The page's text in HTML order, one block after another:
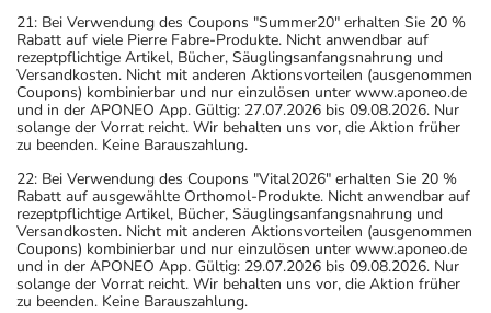
21: Bei Verwendung des Coupons "Summer20" erhalten Sie 20 %
Rabatt auf viele Pierre Fabre-Produkte. Nicht anwendbar auf
rezeptpflichtige Artikel, Bücher, Säuglingsanfangsnahrung und
Versandkosten. Nicht mit anderen Aktionsvorteilen (ausgenommen
Coupons) kombinierbar und nur einzulösen unter www.aponeo.de
und in der APONEO App. Gültig: 27.07.2026 bis 09.08.2026. Nur
solange der Vorrat reicht. Wir behalten uns vor, die Aktion früher
zu beenden. Keine Barauszahlung.
22: Bei Verwendung des Coupons "Vital2026" erhalten Sie 20 %
Rabatt auf ausgewählte Orthomol-Produkte. Nicht anwendbar auf
rezeptpflichtige Artikel, Bücher, Säuglingsanfangsnahrung und
Versandkosten. Nicht mit anderen Aktionsvorteilen (ausgenommen
Coupons) kombinierbar und nur einzulösen unter www.aponeo.de
und in der APONEO App. Gültig: 29.07.2026 bis 09.08.2026. Nur
solange der Vorrat reicht. Wir behalten uns vor, die Aktion früher
zu beenden. Keine Barauszahlung.